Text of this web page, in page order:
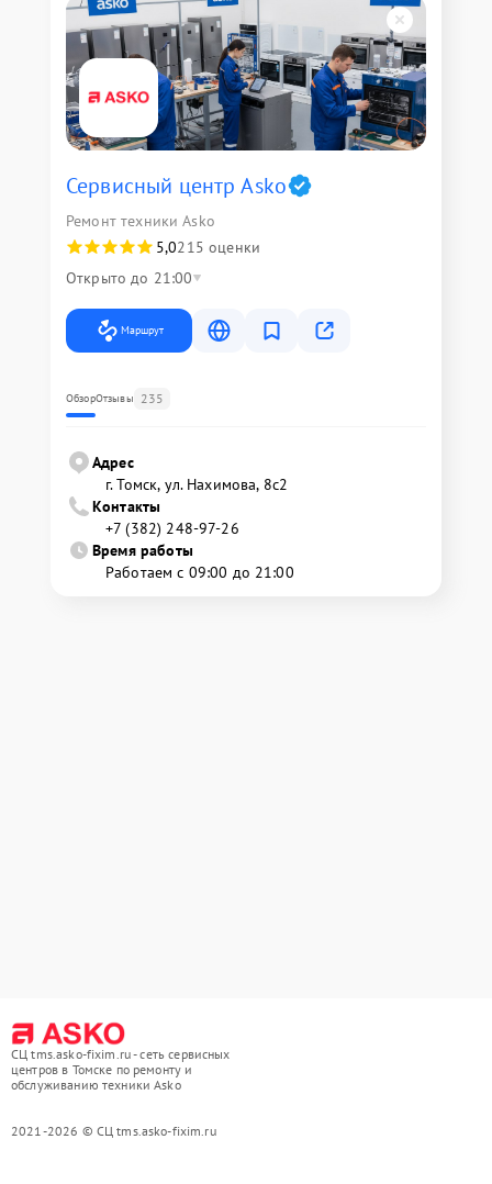
Сервисный центр Asko
Ремонт техники Asko
5,0215 оценки
Открыто до 21:00
Маршрут
ОбзорОтзывы 235
Адрес
г. Томск, ул. Нахимова, 8с2
Контакты
+7 (382) 248-97-26
Время работы
Работаем с 09:00 до 21:00
СЦ tms.asko-fixim.ru - сеть сервисных
центров в Томске по ремонту и
обслуживанию техники Asko
2021-2026 © СЦ tms.asko-fixim.ru